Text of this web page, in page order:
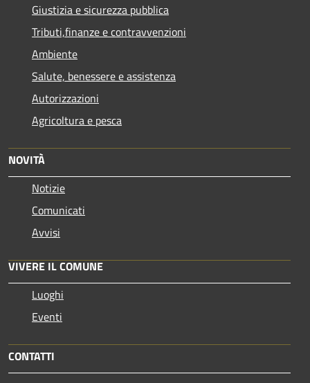
Giustizia e sicurezza pubblica
Tributi,finanze e contravvenzioni
Ambiente
Salute, benessere e assistenza
Autorizzazioni
Agricoltura e pesca
NOVITÀ
Notizie
Comunicati
Avvisi
VIVERE IL COMUNE
Luoghi
Eventi
CONTATTI